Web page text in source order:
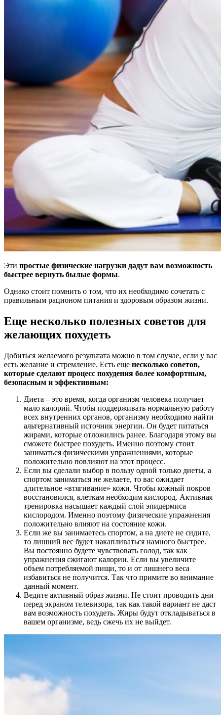
Эти простые физические нагрузки дадут вам возможность
быстрее вернуть былые формы.
Однако стоит помнить о том, что их необходимо сочетать с
правильным рационом питания и здоровым образом жизни.
Еще несколько полезных советов для
желающих похудеть
Добиться желаемого результата можно в том случае, если у вас
есть желание и стремление. Есть еще несколько советов,
которые сделают процесс похудения более комфортным,
безопасным и эффективным:
Диета – это время, когда организм человека получает
мало калорий. Чтобы поддерживать нормальную работу
всех внутренних органов, организму необходимо найти
альтернативный источник энергии. Он будет питаться
жирами, которые отложились ранее. Благодаря этому вы
сможете быстрее похудеть. Именно поэтому стоит
заниматься физическими упражнениями, которые
положительно повлияют на этот процесс.
Если вы сделали выбор в пользу одной только диеты, а
спортом заниматься не желаете, то вас ожидает
длительное «втягивание» кожи. Чтобы кожный покров
восстановился, клеткам необходим кислород. Активная
тренировка насыщает каждый слой эпидермиса
кислородом. Именно поэтому физические упражнения
положительно влияют на состояние кожи.
Если же вы занимаетесь спортом, а на диете не сидите,
то лишний вес будет накапливаться намного быстрее.
Вы постоянно будете чувствовать голод, так как
упражнения сжигают калории. Если вы увеличите
объем потребляемой пищи, то и от лишнего веса
избавиться не получится. Так что примите во внимание
данный момент.
Ведите активный образ жизни. Не стоит проводить дни
перед экраном телевизора, так как такой вариант не даст
вам возможность похудеть. Жиры будут откладываться в
вашем организме, ведь сжечь их не выйдет.